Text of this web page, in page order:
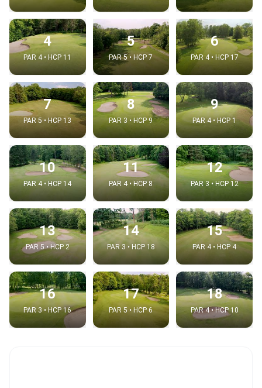
4
PAR 4 • HCP 11
5
PAR 5 • HCP 7
6
PAR 4 • HCP 17
7
PAR 5 • HCP 13
8
PAR 3 • HCP 9
9
PAR 4 • HCP 1
10
PAR 4 • HCP 14
11
PAR 4 • HCP 8
12
PAR 3 • HCP 12
13
PAR 5 • HCP 2
14
PAR 3 • HCP 18
15
PAR 4 • HCP 4
16
PAR 3 • HCP 16
17
PAR 5 • HCP 6
18
PAR 4 • HCP 10